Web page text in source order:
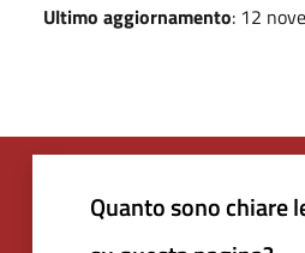
Ultimo aggiornamento: 12
Quanto sono chiare